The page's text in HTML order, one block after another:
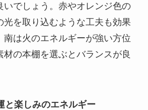
いでしょう。赤やオレンジ色の
光を取り込むような工夫も効果
南は火のエネルギーが強い方位
材の本棚を選ぶとバランスが良
と楽しみのエネルギー